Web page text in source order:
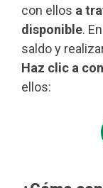
con ellos a
disponible.
saldo y
Haz clic a
ellos: